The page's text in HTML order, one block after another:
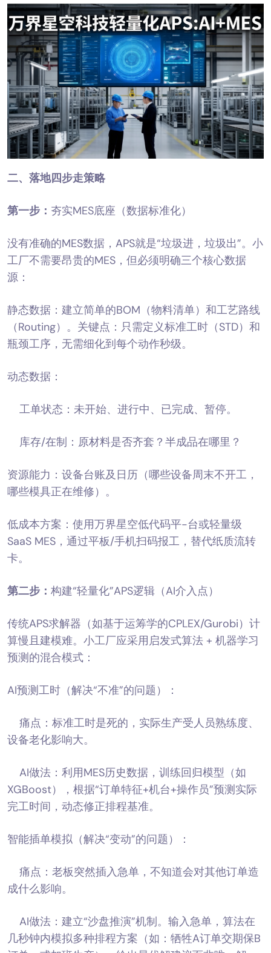
二、落地四步走策略
第一步： 夯实MES底座（数据标准化）
没有准确的MES数据，APS就是“垃圾进，垃圾出”。小
工厂不需要昂贵的MES，但必须明确三个核心数据
源：
静态数据：建立简单的BOM（物料清单）和工艺路线
（Routing）。关键点：只需定义标准工时（STD）和
瓶颈工序，无需细化到每个动作秒级。
动态数据：
工单状态：未开始、进行中、已完成、暂停。
库存/在制：原材料是否齐套？半成品在哪里？
资源能力：设备台账及日历（哪些设备周末不开工，
哪些模具正在维修）。
低成本方案：使用万界星空低代码平-台或轻量级
SaaS MES，通过平板/手机扫码报工，替代纸质流转
卡。
第二步： 构建“轻量化”APS逻辑（AI介入点）
传统APS求解器（如基于运筹学的CPLEX/Gurobi）计
算慢且建模难。小工厂应采用启发式算法 + 机器学习
预测的混合模式：
AI预测工时（解决“不准”的问题）：
痛点：标准工时是死的，实际生产受人员熟练度、
设备老化影响大。
AI做法：利用MES历史数据，训练回归模型（如
XGBoost），根据“订单特征+机台+操作员”预测实际
完工时间，动态修正排程基准。
智能插单模拟（解决“变动”的问题）：
痛点：老板突然插入急单，不知道会对其他订单造
成什么影响。
AI做法：建立“沙盘推演”机制。输入急单，算法在
几秒钟内模拟多种排程方案（如：牺牲A订单交期保B